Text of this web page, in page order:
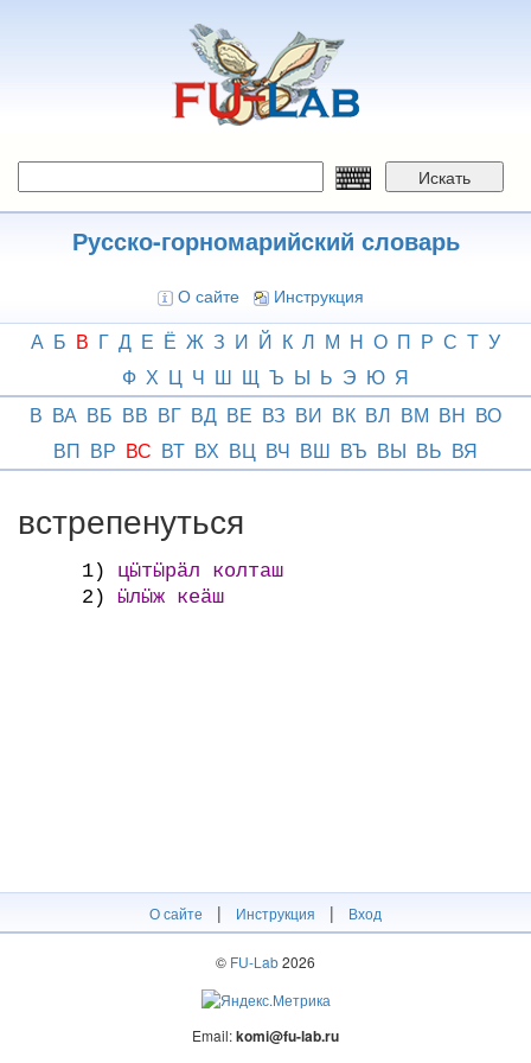
Искать
Русско-горномарийский словарь
О сайте Инструкция
А Б В Г Д Е Ё Ж З И Й К Л М Н О П Р С Т У
Ф Х Ц Ч Ш Щ Ъ Ы Ь Э Ю Я
В ВА ВБ ВВ ВГ ВД ВЕ ВЗ ВИ ВК ВЛ ВМ ВН ВО
ВП ВР ВС ВТ ВХ ВЦ ВЧ ВШ ВЪ ВЫ ВЬ ВЯ
встрепенуться
1)
цӹтӹрӓл колташ
2)
ӹлӹж кеӓш
О сайте | Инструкция | Вход
© FU-Lab2026
Email:komi@fu-lab.ru